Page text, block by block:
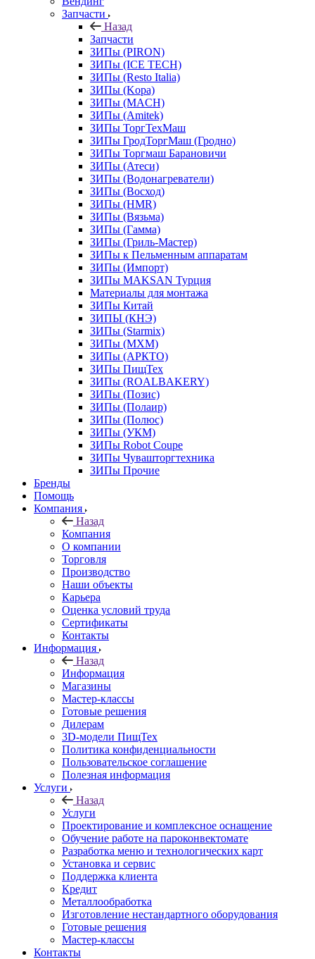
Запчасти
Назад
Запчасти
ЗИПы (PIRON)
ЗИПы (ICE TECH)
ЗИПы (Resto Italia)
ЗИПы (Kopa)
ЗИПы (MACH)
ЗИПы (Amitek)
ЗИПы ТоргТехМаш
ЗИПы ГродТоргМаш (Гродно)
ЗИПы Торгмаш Барановичи
ЗИПы (Атеси)
ЗИПы (Водонагреватели)
ЗИПы (Восход)
ЗИПы (HMR)
ЗИПы (Вязьма)
ЗИПы (Гамма)
ЗИПы (Гриль-Мастер)
ЗИПы к Пельменным аппаратам
ЗИПы (Импорт)
ЗИПы MAKSAN Турция
Материалы для монтажа
ЗИПы Китай
ЗИПЫ (КНЭ)
ЗИПы (Starmix)
ЗИПы (МХМ)
ЗИПы (АРКТО)
ЗИПы ПищТех
ЗИПы (ROALBAKERY)
ЗИПы (Позис)
ЗИПы (Полаир)
ЗИПы (Полюс)
ЗИПы (УКМ)
ЗИПы Robot Coupe
ЗИПы Чувашторгтехника
ЗИПы Прочие
Бренды
Помощь
Компания
Назад
Компания
О компании
Торговля
Производство
Наши объекты
Карьера
Оценка условий труда
Сертификаты
Контакты
Информация
Назад
Информация
Магазины
Мастер-классы
Готовые решения
Дилерам
3D-модели ПищТех
Политика конфиденциальности
Пользовательское соглашение
Полезная информация
Услуги
Назад
Услуги
Проектирование и комплексное оснащение
Обучение работе на пароконвектомате
Разработка меню и технологических карт
Установка и сервис
Поддержка клиента
Кредит
Металлообработка
Изготовление нестандартного оборудования
Готовые решения
Мастер-классы
Контакты